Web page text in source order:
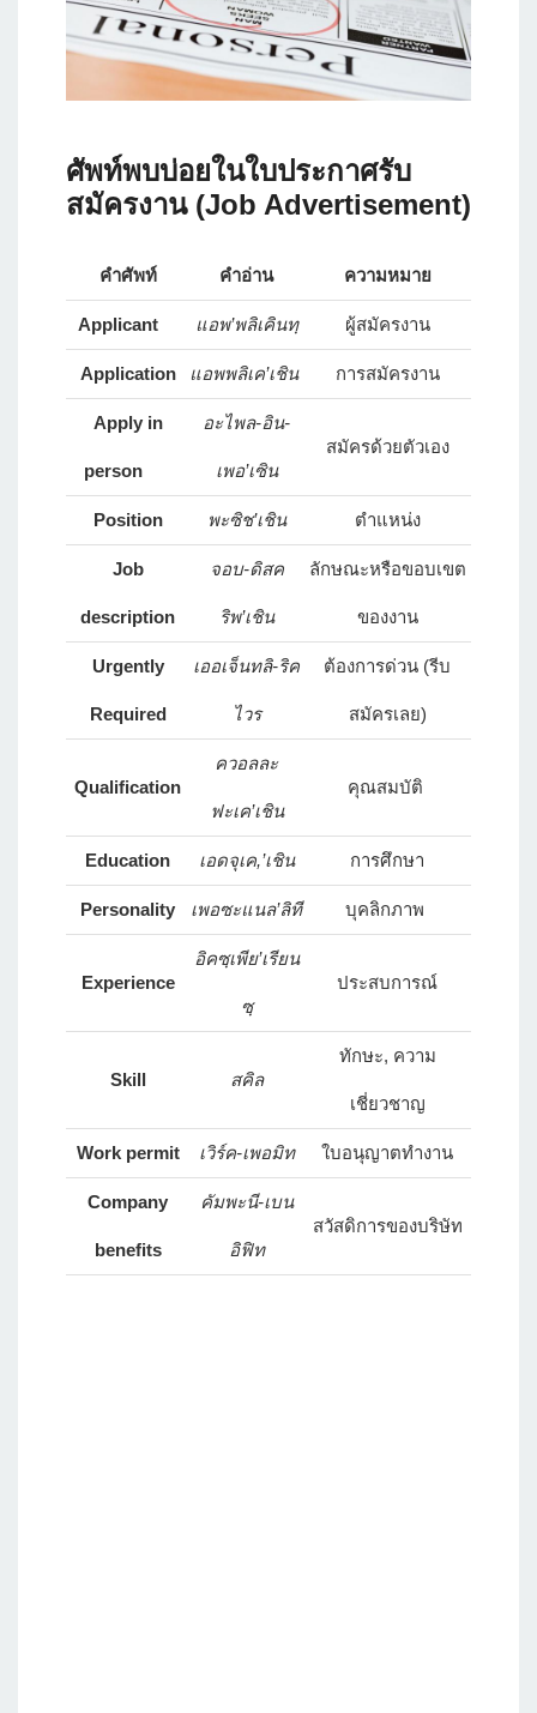
ศัพท์พบบ่อยในใบประกาศรับ
สมัครงาน (Job Advertisement)
คำศัพท์ คำอ่าน ความหมาย
Applicant แอพ’พลิเคินทฺ ผู้สมัครงาน
Application แอพพลิเค’เชิน การสมัครงาน
Apply in
person
อะไพล-อิน-
เพอ’เซิน
สมัครด้วยตัวเอง
Position พะซิช’เชิน ตำแหน่ง
Job
description
จอบ-ดิสค
ริพ’เชิน
ลักษณะหรือขอบเขต
ของงาน
Urgently
Required
เออเจ็นทลิ-ริค
ไวร
ต้องการด่วน (รีบ
สมัครเลย)
Qualification
ควอลละ
ฟะเค’เชิน
คุณสมบัติ
Education เอดจุเค,’เชิน การศึกษา
Personality เพอซะแนล’ลิที บุคลิกภาพ
Experience
อิคซฺเพีย’เรียน
ซฺ
ประสบการณ์
Skill สคิล
ทักษะ, ความ
เชี่ยวชาญ
Work permit เวิร์ค-เพอมิท ใบอนุญาตทำงาน
Company
benefits
คัมพะนี-เบน
อิฟิท
สวัสดิการของบริษัท